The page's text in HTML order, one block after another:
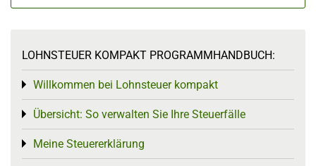
LOHNSTEUER KOMPAKT PROGRAMMHANDBUCH:
Willkommen bei Lohnsteuer kompakt
Toggle menu
Übersicht: So verwalten Sie Ihre Steuerfälle
Toggle menu
Meine Steuererklärung
Toggle menu